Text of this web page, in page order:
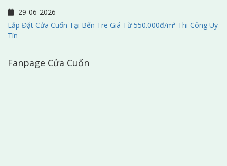
29-06-2026
Lắp Đặt Cửa Cuốn Tại Bến Tre Giá Từ 550.000đ/m² Thi Công Uy
Tín
Fanpage Cửa Cuốn